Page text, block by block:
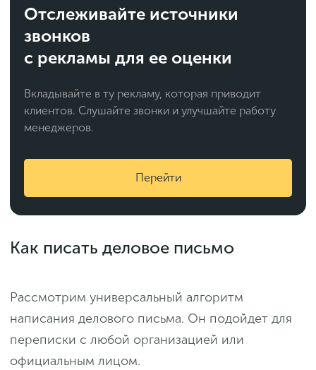
Отслеживайте источники
звонков
с рекламы для ее оценки
Вкладывайте в ту рекламу, которая приводит
клиентов. Слушайте звонки и улучшайте работу
менеджеров.
Перейти
Как писать деловое письмо
Рассмотрим универсальный алгоритм
написания делового письма. Он подойдет для
переписки с любой организацией или
официальным лицом.